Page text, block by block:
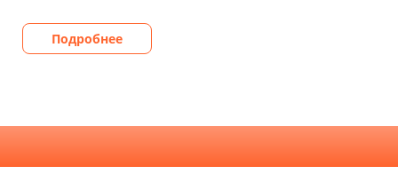
Подробнее